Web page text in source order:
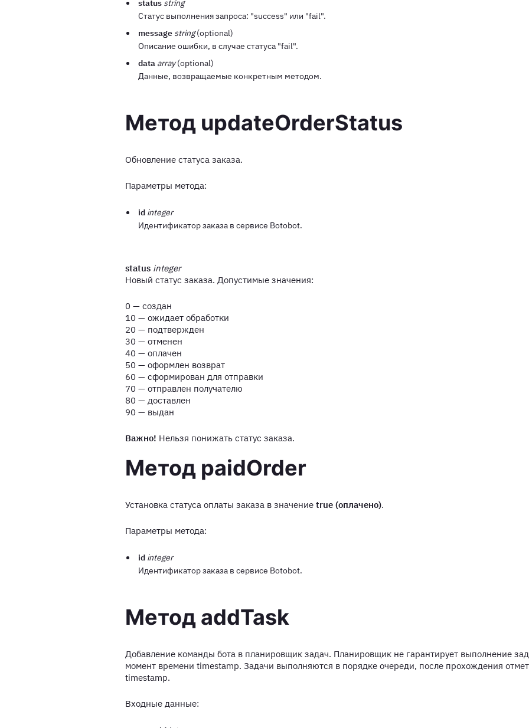
status string
Статус выполнения запроса: "success" или "fail".
message string(optional)
Описание ошибки, в случае статуса "fail".
data array(optional)
Данные, возвращаемые конкретным методом.
Метод updateOrderStatus
Обновление статуса заказа.
Параметры метода:
id integer
Идентификатор заказа в сервисе Botobot.
status integer
Новый статус заказа. Допустимые значения:
0 — создан
10 — ожидает обработки
20 — подтвержден
30 — отменен
40 — оплачен
50 — оформлен возврат
60 — сформирован для отправки
70 — отправлен получателю
80 — доставлен
90 — выдан
Важно! Нельзя понижать статус заказа.
Метод paidOrder
Установка статуса оплаты заказа в значение true (оплачено).
Параметры метода:
id integer
Идентификатор заказа в сервисе Botobot.
Метод addTask
Добавление команды бота в планировщик задач. Планировщик не гарантирует выполнение
момент времени timestamp. Задачи выполняются в порядке очереди, после прохождения
timestamp.
Входные данные: